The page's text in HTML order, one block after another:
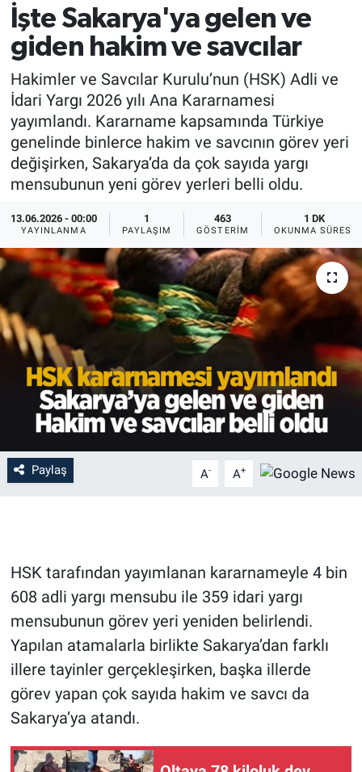
İşte Sakarya'ya gelen ve
giden hakim ve savcılar
Hakimler ve Savcılar Kurulu’nun (HSK) Adli ve
İdari Yargı 2026 yılı Ana Kararnamesi
yayımlandı. Kararname kapsamında Türkiye
genelinde binlerce hakim ve savcının görev yeri
değişirken, Sakarya’da da çok sayıda yargı
mensubunun yeni görev yerleri belli oldu.
13.06.2026 - 00:00
YAYINLANMA
1
PAYLAŞIM
463
GÖSTERIM
1 DK
OKUNMA SÜRESI
Paylaş A- A+
HSK tarafından yayımlanan kararnameyle 4 bin
608 adli yargı mensubu ile 359 idari yargı
mensubunun görev yeri yeniden belirlendi.
Yapılan atamalarla birlikte Sakarya’dan farklı
illere tayinler gerçekleşirken, başka illerde
görev yapan çok sayıda hakim ve savcı da
Sakarya’ya atandı.